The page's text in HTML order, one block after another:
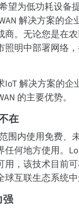
望为低功耗设备
解决方案的企
商。无论您是在
照明中部署网络
IoT 解决方案的企
的主要优势。
在
围内使用免费、
何地方使用。
，该技术目前可
球互联生态系统中
强